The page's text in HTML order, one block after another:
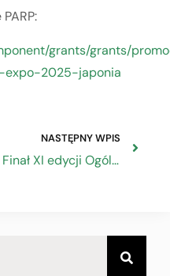
grants/grants/
expo-2025-japonia
NASTĘPNY WPIS
Finał XI edycji Ogólnopolskiego Konkursu „Jakie znasz zawody?”